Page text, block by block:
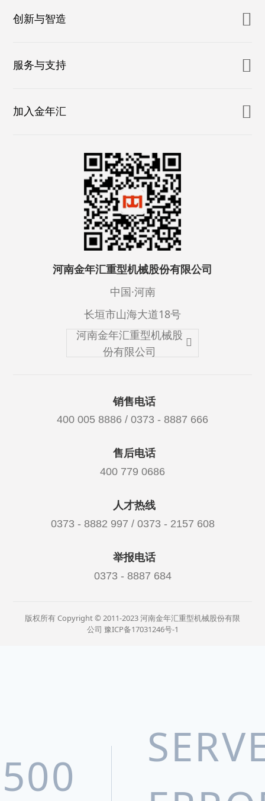
创新与智造
服务与支持
加入金年汇
河南金年汇重型机械股份有限公司
中国·河南
长垣市山海大道18号
河南金年汇重型机械股
份有限公司
销售电话
400 005 8886 / 0373 - 8887 666
售后电话
400 779 0686
人才热线
0373 - 8882 997 / 0373 - 2157 608
举报电话
0373 - 8887 684
版权所有 Copyright © 2011-2023 河南金年汇重型机械股份有限
公司 豫ICP备17031246号-1
500